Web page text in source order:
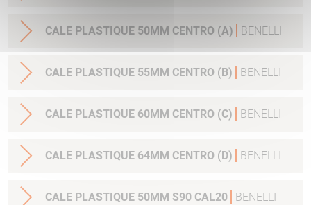
CALE PLASTIQUE 50MM CENTRO (A) BENELLI
CALE PLASTIQUE 55MM CENTRO (B) BENELLI
CALE PLASTIQUE 60MM CENTRO (C) BENELLI
CALE PLASTIQUE 64MM CENTRO (D) BENELLI
CALE PLASTIQUE 50MM S90 CAL20 BENELLI